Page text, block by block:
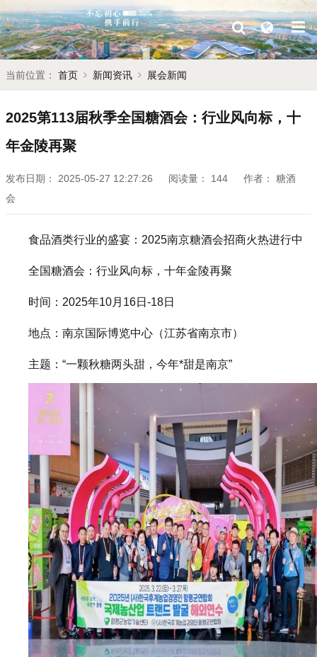
当前位置： 首页 新闻资讯 展会新闻
2025第113届秋季全国糖酒会：行业风向标，十
年金陵再聚
发布日期： 2025-05-27 12:27:26 阅读量： 144 作者：
糖酒
会
食品酒类行业的盛宴：2025南京糖酒会招商火热进行中
全国糖酒会：行业风向标，十年金陵再聚
时间：2025年10月16日-18日
地点：南京国际博览中心（江苏省南京市）
主题：“一颗秋糖两头甜，今年*甜是南京”